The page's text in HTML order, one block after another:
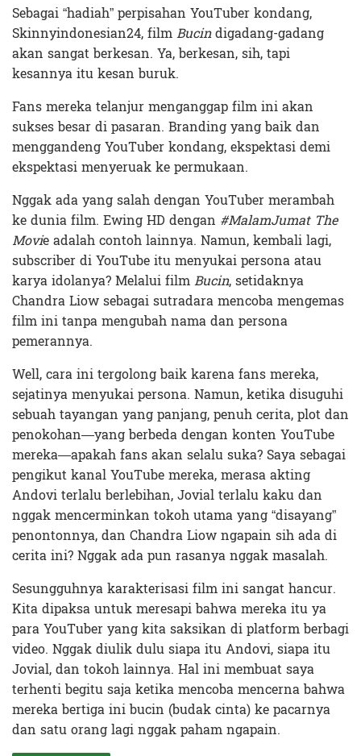
Sebagai “hadiah” perpisahan YouTuber kondang,
Skinnyindonesian24, filmBucindigadang-gadang
akan sangat berkesan. Ya, berkesan, sih, tapi
kesannya itu kesan buruk.
Fans mereka telanjur menganggap film ini akan
sukses besar di pasaran. Branding yang baik dan
menggandeng YouTuber kondang, ekspektasi demi
ekspektasi menyeruak ke permukaan.
Nggak ada yang salah dengan YouTuber merambah
ke dunia film. Ewing HD dengan #MalamJumat The
Movie adalah contoh lainnya. Namun, kembali lagi,
subscriber di YouTube itu menyukai persona atau
karya idolanya? Melalui filmBucin, setidaknya
Chandra Liow sebagai sutradara mencoba mengemas
film ini tanpa mengubah nama dan persona
pemerannya.
Well, cara ini tergolong baik karena fans mereka,
sejatinya menyukai persona. Namun, ketika disuguhi
sebuah tayangan yang panjang, penuh cerita, plot dan
penokohan—yang berbeda dengan konten YouTube
mereka—apakah fans akan selalu suka? Saya sebagai
pengikut kanal YouTube mereka, merasa akting
Andovi terlalu berlebihan, Jovial terlalu kaku dan
nggak mencerminkan tokoh utama yang “disayang”
penontonnya, dan Chandra Liow ngapain sih ada di
cerita ini? Nggak ada pun rasanya nggak masalah.
Sesungguhnya karakterisasi film ini sangat hancur.
Kita dipaksa untuk meresapi bahwa mereka itu ya
para YouTuber yang kita saksikan di platform berbagi
video. Nggak diulik dulu siapa itu Andovi, siapa itu
Jovial, dan tokoh lainnya. Hal ini membuat saya
terhenti begitu saja ketika mencoba mencerna bahwa
mereka bertiga ini bucin (budak cinta) ke pacarnya
dan satu orang lagi nggak paham ngapain.